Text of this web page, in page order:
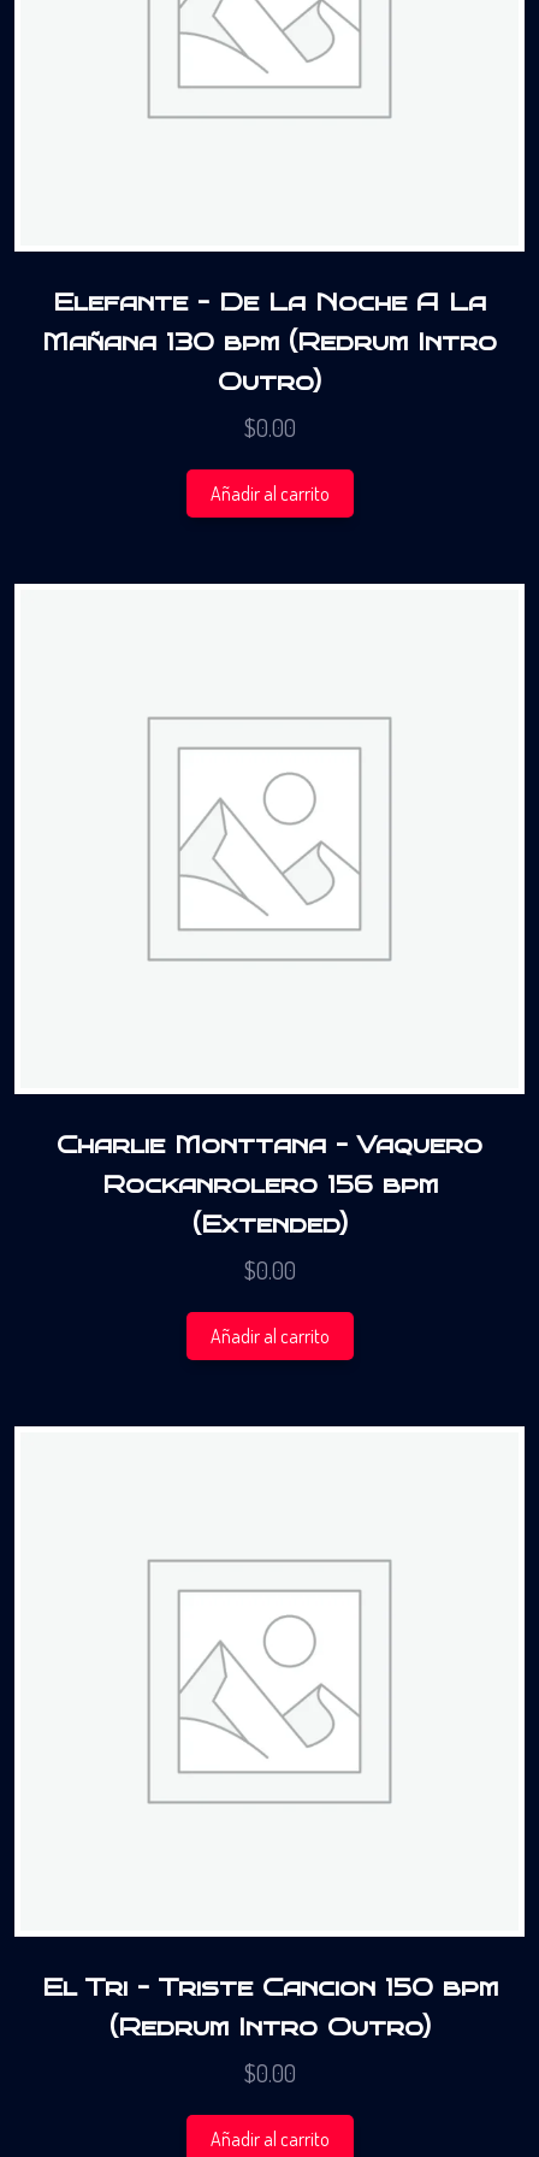
Elefante – De La Noche A La
Mañana 130 bpm (Redrum Intro
Outro)
$0.00
Añadir al carrito
Charlie Monttana – Vaquero
Rockanrolero 156 bpm
(Extended)
$0.00
Añadir al carrito
El Tri – Triste Cancion 150 bpm
(Redrum Intro Outro)
$0.00
Añadir al carrito